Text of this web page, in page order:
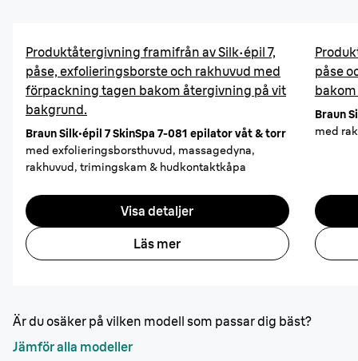
Produktåtergivning framifrån av Silk·épil 7,
påse, exfolieringsborste och rakhuvud med
förpackning tagen bakom återgivning på vit
bakgrund.
Braun Silk·épil 7 SkinSpa 7-081 epilator våt & torr
med exfolieringsborsthuvud, massagedyna,
rakhuvud, trimingskam & hudkontaktkåpa
Visa detaljer
Läs mer
påse
Braun
med
Är du osäker på vilken modell som passar dig bäst?
Jämför alla modeller